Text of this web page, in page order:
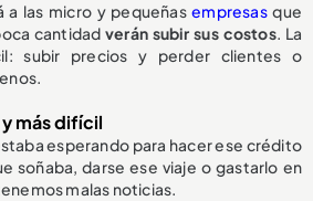
a las micro y pequeñasempresasque
cantidadverán subir sus costos. La
subir precios y perder clientes o
más difícil
esperando para hacer ese crédito
soñaba, darse ese viaje o gastarlo en
malas noticias.